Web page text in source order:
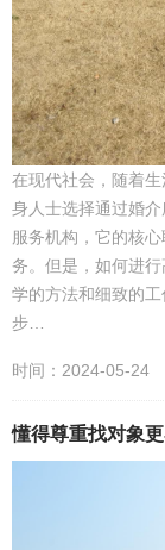
在现代社会，随着
身人士选择通过婚
服务机构，它的核
务。但是，如何进
学的方法和细致的
步…
时间：2024-05-24
懂得尊重找对象